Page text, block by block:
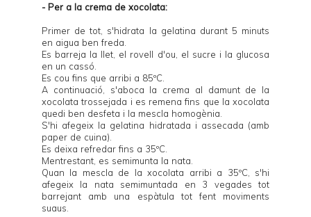
- Per a la crema de xocolata:
Primer de tot, s'hidrata la gelatina durant 5 minuts
en aigua ben freda.
Es barreja la llet, el rovell d'ou, el sucre i la glucosa
en un cassó.
Es cou fins que arribi a 85ºC.
A continuació, s'aboca la crema al damunt de la
xocolata trossejada i es remena fins que la xocolata
quedi ben desfeta i la mescla homogènia.
S'hi afegeix la gelatina hidratada i assecada (amb
paper de cuina).
Es deixa refredar fins a 35ºC.
Mentrestant, es semimunta la nata.
Quan la mescla de la xocolata arribi a 35ºC, s'hi
afegeix la nata semimuntada en 3 vegades tot
barrejant amb una espàtula tot fent moviments
suaus.